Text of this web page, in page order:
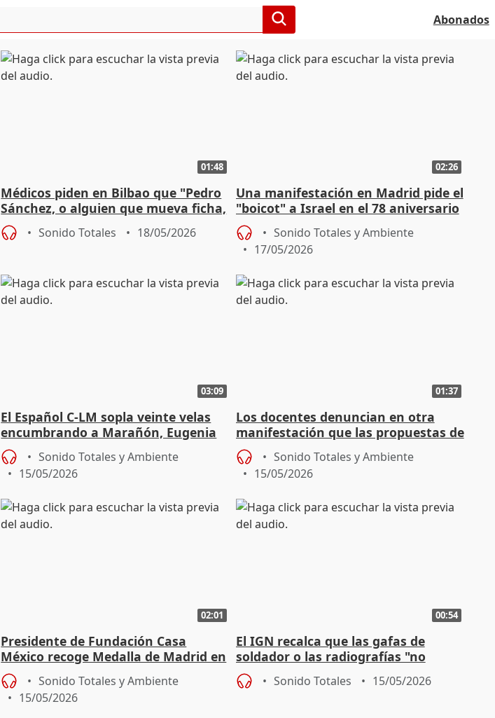
Abonados
01:48
Médicos piden en Bilbao que "Pedro
Sánchez, o alguien que mueva ficha,
les escuche y dé voz"
Sonido Totales 18/05/2026
02:26
Una manifestación en Madrid pide el
"boicot" a Israel en el 78 aniversario
de la Nakba
Sonido Totales y Ambiente
17/05/2026
03:09
El Español C-LM sopla veinte velas
encumbrando a Marañón, Eugenia
Silva, Canogar y Ana Céspedes
Sonido Totales y Ambiente
15/05/2026
01:37
Los docentes denuncian en otra
manifestación que las propuestas de
Conselleria son una "burla"
Sonido Totales y Ambiente
15/05/2026
02:01
Presidente de Fundación Casa
México recoge Medalla de Madrid en
homenaje a los puentes tendidos
Sonido Totales y Ambiente
15/05/2026
00:54
El IGN recalca que las gafas de
soldador o las radiografías "no
sirven" para ver el eclipse
Sonido Totales 15/05/2026